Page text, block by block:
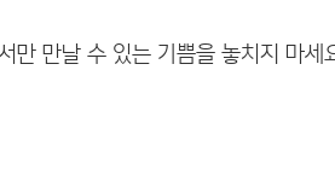
만 만날 수 있는 기쁨을 놓치지 마세